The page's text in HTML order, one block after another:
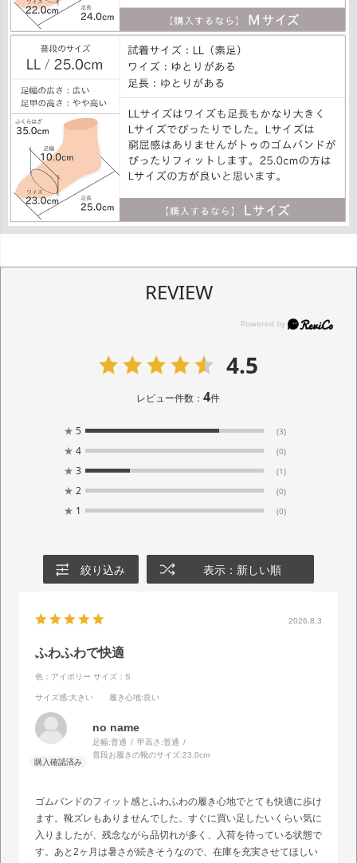
REVIEW
4.5
レビュー件数：4件
★ 5 (3)
★ 4 (0)
★ 3 (1)
★ 2 (0)
★ 1 (0)
絞り込み 表示：新しい順
2026.8.3
ふわふわで快適
色：アイボリー サイズ：S
サイズ感:大きい 履き心地:良い
no name
足幅:普通 甲高さ:普通
普段お履きの靴のサイズ:23.0cm
ゴムバンドのフィット感とふわふわの履き心地でとても快適に歩け
ます。靴ズレもありませんでした。すぐに買い足したいくらい気に
入りましたが、残念ながら品切れが多く、入荷を待っている状態で
す。あと2ヶ月は暑さが続きそうなので、在庫を充実させてほしい